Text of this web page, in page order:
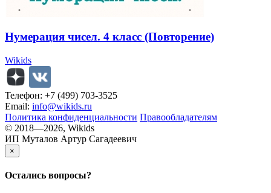
Нумерация чисел. 4 класс (Повторение)
Wikids
Телефон: +7 (499) 703-3525
Email: info@wikids.ru
Политика конфиденциальности Правообладателям
© 2018—2026, Wikids
ИП Муталов Артур Сагадеевич
×
Остались вопросы?